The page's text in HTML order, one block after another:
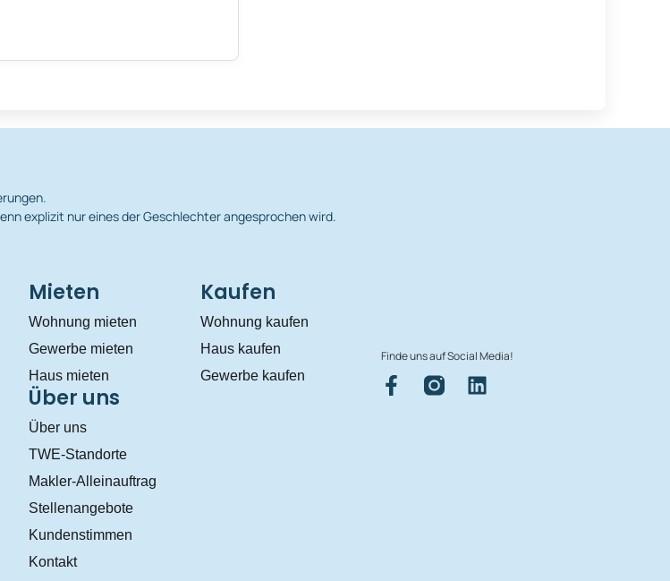
explizit nur eines der Geschlechter angesprochen wird.
Mieten
Wohnung mieten
Gewerbe mieten
Haus mieten
Über uns
Über uns
TWE-Standorte
Makler-Alleinauftrag
Stellenangebote
Kundenstimmen
Kontakt
Kaufen
Wohnung kaufen
Haus kaufen
Gewerbe kaufen
Finde uns auf Social Media!